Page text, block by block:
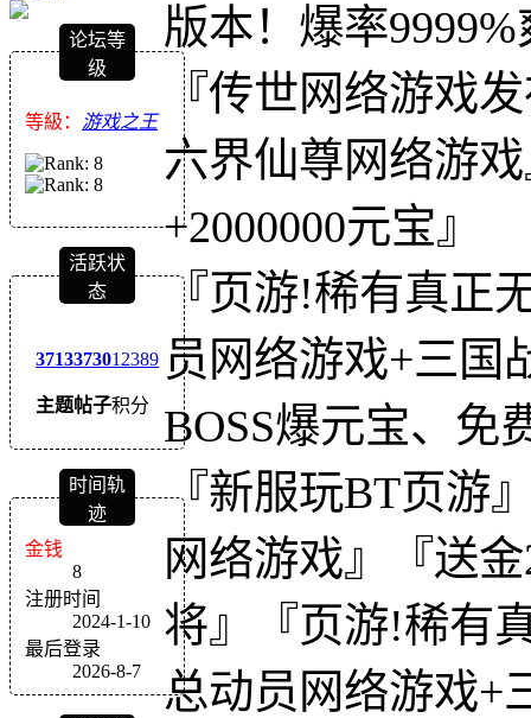
论坛等
级
等級： 游戏之王
活跃状
态
3713
主题
3730
帖子
12389
积分
时间轨
迹
金钱
8
注册时间
2024-1-10
最后登录
2026-8-7
版本！爆率
『传世网络游戏
六界仙尊网络游
+2000000元宝』
『页游!稀有真正
员网络游戏+三国
BOSS爆元宝、免
『新服玩BT页游
网络游戏』『送
将』『页游!稀有
总动员网络游戏+